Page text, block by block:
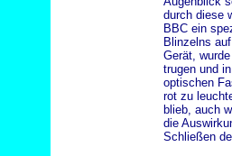
durch diese
BBC ein
Blinzelns
Gerät,
trugen und
optischen
rot zu
blieb, auch
die
Schließen